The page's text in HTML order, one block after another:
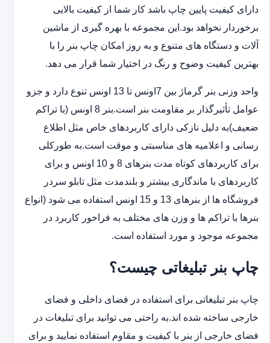
دارای کیفیت پایین چاپ باشد کار شما از کیفیت بالایی
برخوردار ‏نخواهد بود.این مجموعه با بهره گیری از ماشین
آلات و دستگاه های متنوع و به روز امکان چاپ بنر را با
بهترین کیفیت ‏وضوح و رنگ در اختیار شما قرار می دهد.‏‎
واحد وزنی بنر گرماژ بین ‏‎7‎‏اونس تا 13 اونس تنوع دارد و جزو
عوامل تأثیرگذار بر مقاومت بنر است.بنر 8 اونس (با ‏تراکم
ضعیف)به دلیل نازکی دارای کاربردهای خاص مثل اطلاع
رسانی و اعلامیه های مناسبتی و موقت است.به طورکلی
‏برای کاربردهای کوتاه مدت بنرهای 8 و 10 اونس و برای
کاربردهای با ماندگاری بیشتر و بلندمدت مثل تابلو سردر
‏فروشگاه ها از بنرهای 13 و 15 اونس استفاده می شود (انواع
بنرها با تراکم ها و وزن های مختلف به فراخور کاربرد در
‏مجموعه موجود و مورد استفاده است.
چاپ بنر تبلیغاتی چیست؟
چاپ بنر تبلیغاتی برای استفاده در فضای داخلی و فضای
خارجی ساخته شده اند.به راحتی می توانید برای تبلیغات در
فضای خارجی از بنر با کیفیت و مقاوم استفاده نمایید و برای